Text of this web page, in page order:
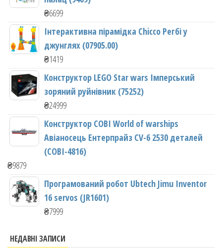
₴6699
Інтерактивна пірамідка Chicco Регбі у
джунглях (07905.00)
₴1419
Конструктор LEGO Star wars Імперський
зоряний руйнівник (75252)
₴24999
Конструктор COBI World of warships
Авіаносець Ентерпрайз CV-6 2530 деталей
(COBI-4816)
₴9879
Програмований робот Ubtech Jimu Inventor
16 servos (JR1601)
₴7999
НЕДАВНІ ЗАПИСИ